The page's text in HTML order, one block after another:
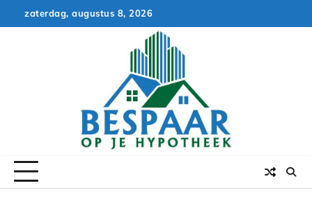
to
zaterdag, augustus 8, 2026